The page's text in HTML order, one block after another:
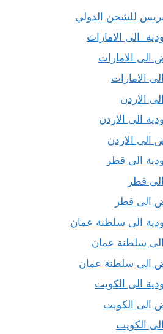
للشحن الدولي
الى الامارات
الامارات
الامارات
الاردن
الى الاردن
الاردن
الى قطر
قطر
الى قطر
الى سلطنة عمان
سلطنة عمان
الى سلطنة عمان
الى الكويت
الى الكويت
الكويت